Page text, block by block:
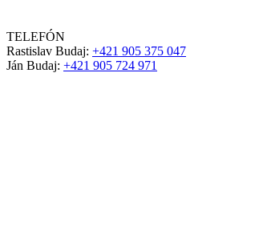
TELEFÓN
Rastislav Budaj: +421 905 375 047
Ján Budaj: +421 905 724 971